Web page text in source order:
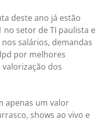
deste ano já estão
no setor de TI paulista e
salários, demandas
por melhores
dos
apenas um valor
shows ao vivo e